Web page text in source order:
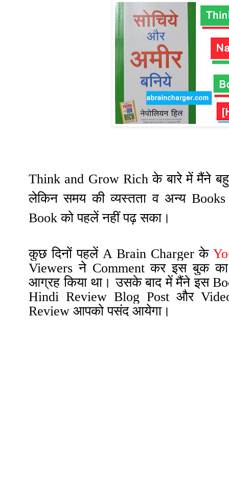
Think and Grow Rich के बारे में मैंने
लेकिन समय की व्यस्तता व अन्य
Book को पहलें नहीं पढ़ सका।
कुछ दिनों पहलें A Brain Charger के
Viewers ने Comment कर इस बुक
आग्रह किया था। उसके बाद में मैंने इस
Hindi Review Blog Post और
Review आपको पसंद आयेगा।